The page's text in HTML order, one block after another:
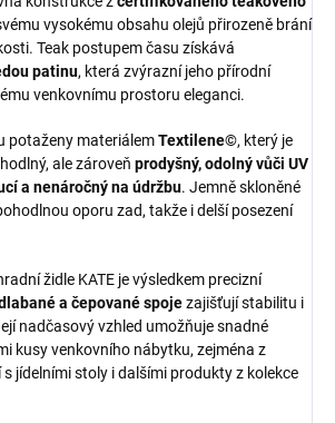
vysokému obsahu olejů přirozeně brání
Teak postupem času získává
patinu, která zvýrazní jeho přírodní
venkovnímu prostoru eleganci.
potaženy materiálemTextilene©, který je
ale zároveň prodyšný, odolný vůči UV
a nenáročný na údržbu. Jemně skloněné
oporu zad, takže i delší posezení
židle KATE je výsledkem precizní
a čepované spojezajišťují stabilitu i
nadčasový vzhled umožňuje snadné
kusy venkovního nábytku, zejména z
jídelními stoly i dalšími produkty z kolekce